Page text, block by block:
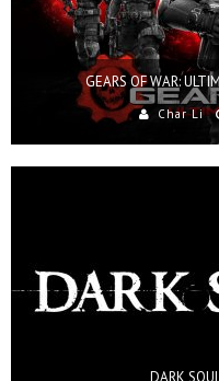
GEARS OF WAR:
Char Li